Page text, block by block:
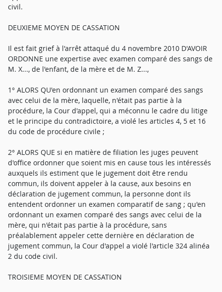
civil.
DEUXIEME MOYEN DE CASSATION
Il est fait grief à l'arrêt attaqué du 4 novembre 2010 D'AVOIR
ORDONNE une expertise avec examen comparé des sangs de
M. X..., de l'enfant, de la mère et de M. Z...,
1° ALORS QU'en ordonnant un examen comparé des sangs
avec celui de la mère, laquelle, n'était pas partie à la
procédure, la Cour d'appel, qui a méconnu le cadre du litige
et le principe du contradictoire, a violé les articles 4, 5 et 16
du code de procédure civile ;
2° ALORS QUE si en matière de filiation les juges peuvent
d'office ordonner que soient mis en cause tous les intéressés
auxquels ils estiment que le jugement doit être rendu
commun, ils doivent appeler à la cause, aux besoins en
déclaration de jugement commun, la personne dont ils
entendent ordonner un examen comparatif de sang ; qu'en
ordonnant un examen comparé des sangs avec celui de la
mère, qui n'était pas partie à la procédure, sans
préalablement appeler cette dernière en déclaration de
jugement commun, la Cour d'appel a violé l'article 324 alinéa
2 du code civil.
TROISIEME MOYEN DE CASSATION